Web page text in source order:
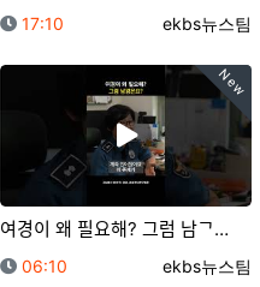
등록일
17:10 등록자
ekbs뉴스팀
New
여경이 왜 필요해? 그럼 남ᄀ…
등록일
06:10 등록자
ekbs뉴스팀